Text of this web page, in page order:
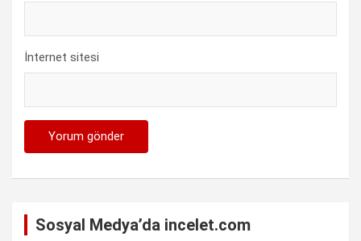
İnternet sitesi
Sosyal Medya’da incelet.com